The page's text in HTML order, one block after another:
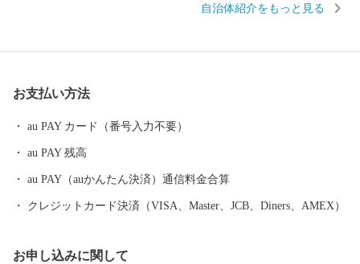
ル：din-furusato@din-group.co.jp 営業時間：月曜～金曜 9:00-17:15
※土日、祝祭日、年末年始（12/29～1/4）は休業日となります。
策課 ふるさと振興係 平日8時30分～17時15分 TEL：0296-43-2111
自治体紹介をもっと見る
お支払い方法
au PAY カード（番号入力不要）
au PAY 残高
au PAY（auかんたん決済）通信料金合算
クレジットカード決済（VISA、Master、JCB、Diners、AMEX）
お申し込みに関して